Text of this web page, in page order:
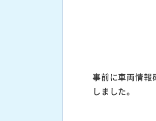
事前に車両情報
しました。